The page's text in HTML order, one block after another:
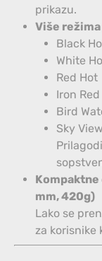
prikazu.
Više
Black
White
Red Hot
Iron Red
Bird
Sky View
Kompaktne
mm, 420g)
Lako se
za korisnike